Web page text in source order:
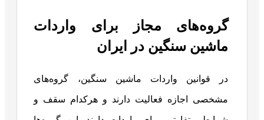
گروه‌های مجاز برای واردات
ماشین سنگین در ایران
در قوانین واردات ماشین سنگین، گروه‌های
مشخصی اجازه فعالیت دارند و هرکدام سقف و